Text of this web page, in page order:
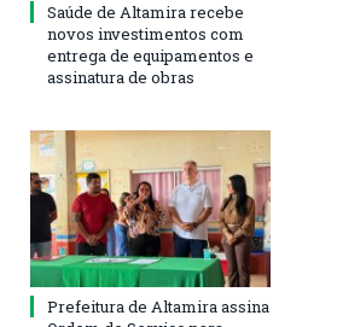
Saúde de Altamira recebe
novos investimentos com
entrega de equipamentos e
assinatura de obras
Prefeitura de Altamira assina